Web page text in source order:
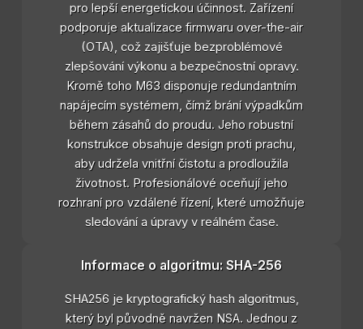
pro lepší energetickou účinnost. Zařízení
podporuje aktualizace firmwaru over-the-air
(OTA), což zajišťuje bezproblémové
zlepšování výkonu a bezpečnostní opravy.
Kromě toho M63 disponuje redundantním
napájecím systémem, čímž brání výpadkům
během zásahů do proudu. Jeho robustní
konstrukce obsahuje design proti prachu,
aby udržela vnitřní čistotu a prodloužila
životnost. Profesionálové oceňují jeho
rozhraní pro vzdálené řízení, které umožňuje
sledování a úpravy v reálném čase.
Informace o algoritmu: SHA-256
SHA256 je kryptografický hash algoritmus,
který byl původně navržen NSA. Jednou z